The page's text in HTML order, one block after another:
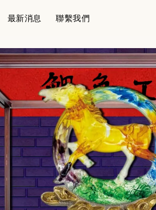
最新消息 聯繫我們